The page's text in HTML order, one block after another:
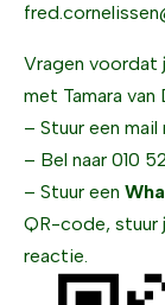
Vragen voordat
met Tamara van
– Stuur een mail
– Bel naar 010
– Stuur een
QR-code, stuur
reactie.